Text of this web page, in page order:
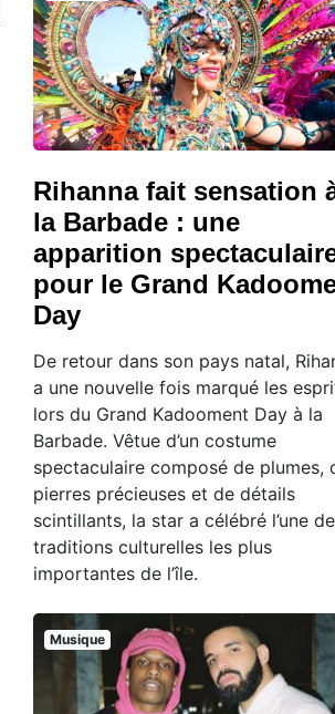
Rihanna fait sensation
la Barbade : une
apparition
pour le Grand
Day
De retour dans son pays natal,
a une nouvelle fois marqué les
lors du Grand Kadooment Day à la
Barbade. Vêtue d’un costume
spectaculaire composé de plumes,
pierres précieuses et de détails
scintillants, la star a célébré l’une
traditions culturelles les plus
importantes de l’île.
Musique